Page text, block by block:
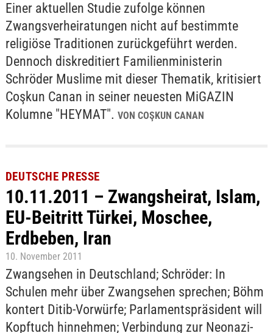
Einer aktuellen Studie zufolge können
Zwangsverheiratungen nicht auf bestimmte
religiöse Traditionen zurückgeführt werden.
Dennoch diskreditiert Familienministerin
Schröder Muslime mit dieser Thematik, kritisiert
Coşkun Canan in seiner neuesten MiGAZIN
Kolumne "HEYMAT". VON COŞKUN CANAN
DEUTSCHE PRESSE
10.11.2011 – Zwangsheirat, Islam,
EU-Beitritt Türkei, Moschee,
Erdbeben, Iran
10. November 2011
Zwangsehen in Deutschland; Schröder: In
Schulen mehr über Zwangsehen sprechen; Böhm
kontert Ditib-Vorwürfe; Parlamentspräsident will
Kopftuch hinnehmen; Verbindung zur Neonazi-